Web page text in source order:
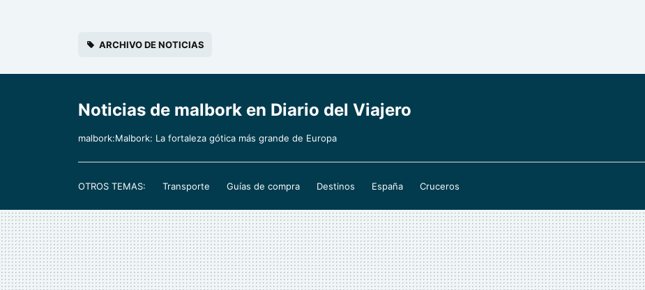
ARCHIVO DE NOTICIAS
Noticias de malbork en Diario del Viajero
malbork:Malbork: La fortaleza gótica más grande de Europa
OTROS TEMAS: Transporte Guías de compra Destinos España Cruceros